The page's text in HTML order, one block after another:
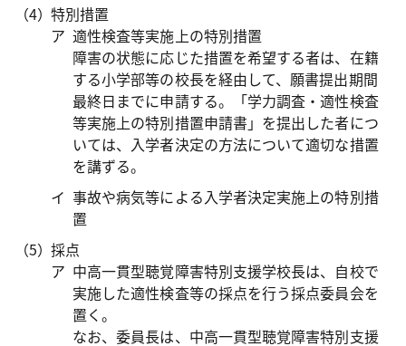
特別措置
適性検査等実施上の特別措置
障害の状態に応じた措置を希望する者は、在籍
する小学部等の校長を経由して、願書提出期間
最終日までに申請する。「学力調査・適性検査
等実施上の特別措置申請書」を提出した者につ
いては、入学者決定の方法について適切な措置
を講ずる。
事故や病気等による入学者決定実施上の特別措
置
採点
中高一貫型聴覚障害特別支援学校長は、自校で
実施した適性検査等の採点を行う採点委員会を
置く。
なお、委員長は、中高一貫型聴覚障害特別支援